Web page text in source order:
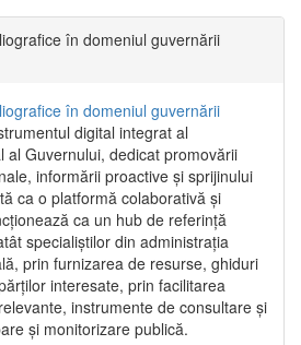
în domeniul guvernării
în domeniul guvernării
digital integrat al
al Guvernului, dedicat promovării
informării proactive și sprijinului
ca o platformă colaborativă și
ca un hub de referință
specialiștilor din administrația
prin furnizarea de resurse, ghiduri
interesate, prin facilitarea
instrumente de consultare și
și monitorizare publică.